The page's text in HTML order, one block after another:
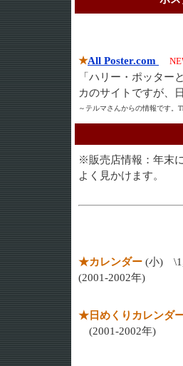
★All Poster.com
「ハリー・ポッター
カのサイトですが、
～テルマさんからの情報です。
※販売店情報：年末
よく見かけます。
★カレンダー (小)
(2001-2002年)
★日めくりカレンダ
(2001-2002年)